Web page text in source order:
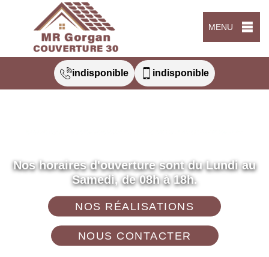
MENU
indisponible indisponible
Nos horaires d'ouverture sont du Lundi au
Samedi, de 08h à 18h.
NOS RÉALISATIONS
NOUS CONTACTER